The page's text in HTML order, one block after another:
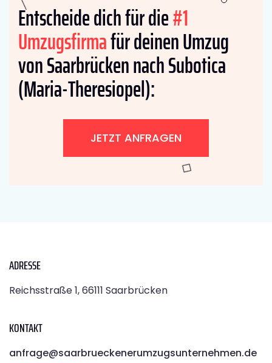
Entscheide dich für die#1
Umzugsfirmafür deinen Umzug
von Saarbrücken nach Subotica
(Maria-Theresiopel):
JETZT ANFRAGEN
ADRESSE
Reichsstraße 1, 66111 Saarbrücken
KONTAKT
anfrage@saarbrueckenerumzugsunternehmen.de